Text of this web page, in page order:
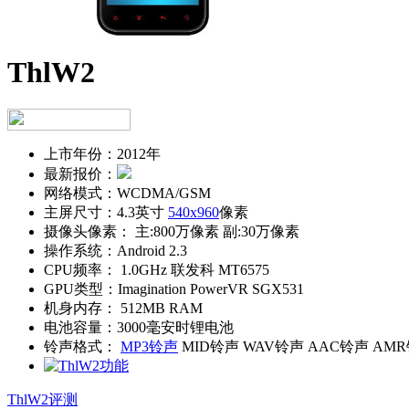
ThlW2
上市年份： 2012年
最新报价：
网络模式： WCDMA/GSM
主屏尺寸： 4.3英寸 540x960像素
摄像头像素：
主:800万像素 副:30万像素
操作系统： Android 2.3
CPU频率：
1.0GHz 联发科 MT6575
GPU类型： Imagination PowerVR SGX531
机身内存：
512MB RAM
电池容量： 3000毫安时锂电池
铃声格式：
MP3铃声 MID铃声 WAV铃声 AAC铃声
ThlW2评测